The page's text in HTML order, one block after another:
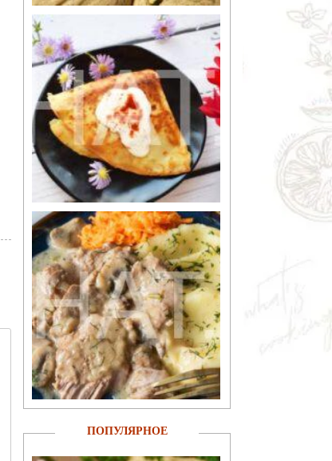
ПОПУЛЯРНОЕ